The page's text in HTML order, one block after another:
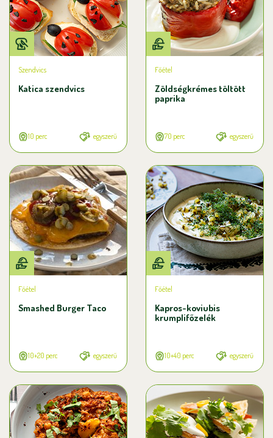
Szendvics
Katica szendvics
10 perc egyszerű
Főétel
Zöldségkrémes töltött
paprika
70 perc egyszerű
Főétel
Smashed Burger Taco
10+20 perc egyszerű
Főétel
Kapros-koviubis
krumplifőzelék
10+40 perc egyszerű